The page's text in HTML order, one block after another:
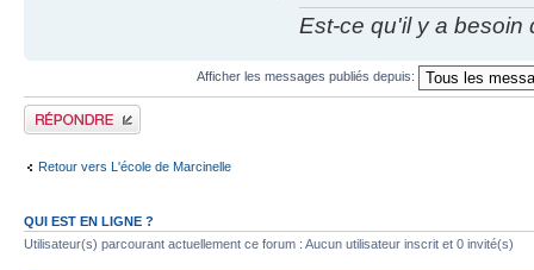
Est-ce qu'il y a besoin
Afficher les messages publiés depuis:
Publier une réponse
Retour vers L'école de Marcinelle
QUI EST EN LIGNE ?
Utilisateur(s) parcourant actuellement ce forum : Aucun utilisateur inscrit et 0 invité(s)